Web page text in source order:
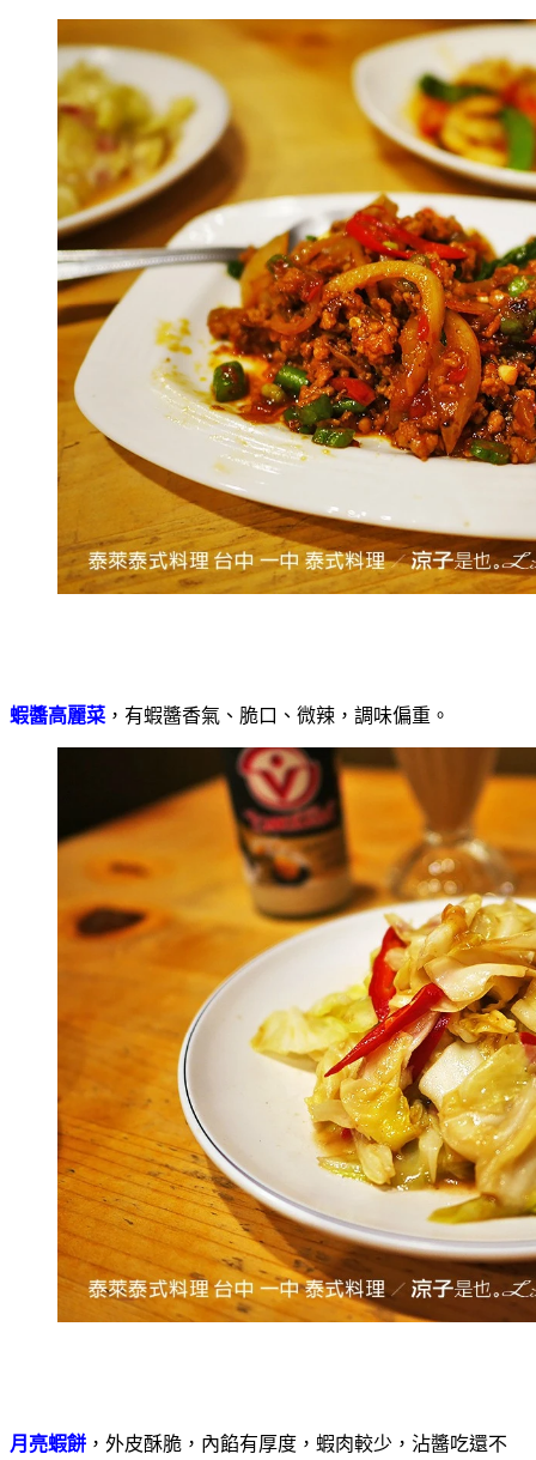
蝦醬高麗菜 ，有蝦醬香氣、脆口、微辣，調味偏重。
月亮蝦餅 ，外皮酥脆，內餡有厚度，蝦肉較少，沾醬吃還不